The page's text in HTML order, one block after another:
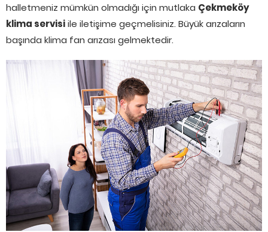
halletmeniz mümkün olmadığı için mutlaka Çekmeköy
klima servisiile iletişime geçmelisiniz. Büyük arızaların
başında klima fan arızası gelmektedir.